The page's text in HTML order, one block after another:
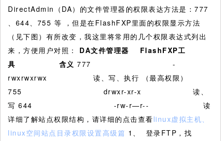
DirectAdmin（DA）的文件管理器的权限表达方法是：777
、644、755 等 ，但是在FlashFXP里面的权限显示方法
（见下图）有所改变，我这里将常用的几个权限表达式列出
来，方便用户对照： DA文件管理器 FlashFXP工
具 含义 777 -
rwxrwxrwx 读、写、执行 （最高权限）
755 drwxr-xr-x 读、
写 644 -rw-r—r-- 读
详细了解站点权限结构，请详细的点击查看linux虚拟主机、
linux空间站点目录权限设置高级篇 1、 登录FTP，找